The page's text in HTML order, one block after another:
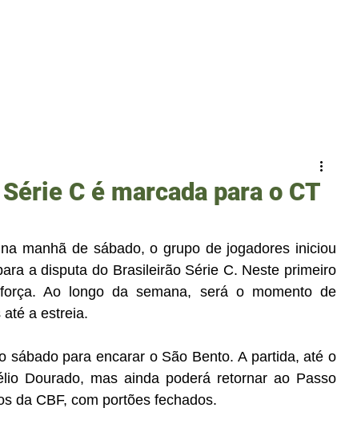
C é marcada para o CT
manhã de sábado, o grupo de jogadores iniciou
a disputa do Brasileirão Série C. Neste primeiro
Ao longo da semana, será o momento de
a estreia.
sábado para encarar o São Bento. A partida, até o
Dourado, mas ainda poderá retornar ao Passo
da CBF, com portões fechados.